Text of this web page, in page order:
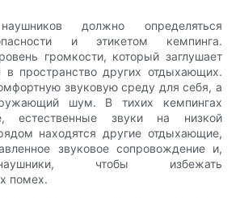
должно определяться
и этикетом кемпинга.
громкости, который заглушает
пространство других отдыхающих.
звуковую среду для себя, а
шум. В тихих кемпингах
естественные звуки на низкой
находятся другие отдыхающие,
звуковое сопровождение и,
чтобы избежать
помех.